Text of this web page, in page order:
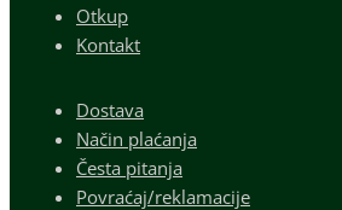
Otkup
Kontakt
Dostava
Način plaćanja
Česta pitanja
Povraćaj/reklamacije